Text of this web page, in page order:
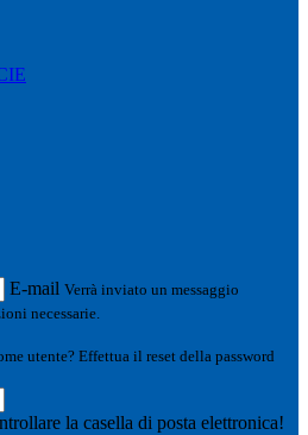
E-mail Verrà inviato un messaggio
necessarie.
utente? Effettua il reset della password
la casella di posta elettronica!